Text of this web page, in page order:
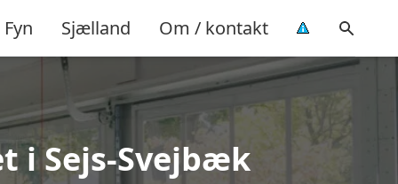
Fyn Sjælland Om / kontakt
i Sejs-Svejbæk